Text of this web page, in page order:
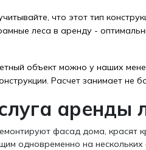
что этот тип
леса в аренду -
объект можно у наших
Расчет занимает не
аренды
фасад дома, красят
одновременно на